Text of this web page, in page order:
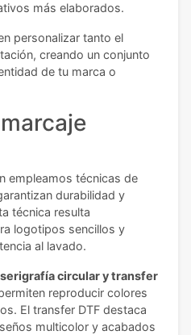
más elaborados.
personalizar tanto el
creando un conjunto
de tu marca o
empleamos técnicas de
durabilidad y
técnica resulta
logotipos sencillos y
al lavado.
serigrafía circular y transfer
reproducir colores
El transfer DTF destaca
multicolor y acabados